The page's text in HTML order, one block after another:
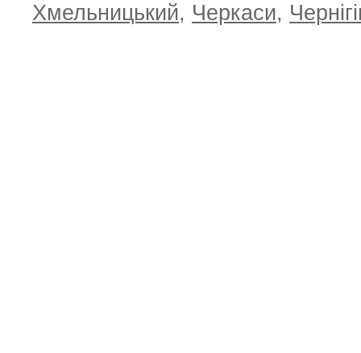
Хмельницький, Черкаси,